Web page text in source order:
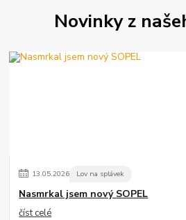
Novinky z
13.05.2026 Lov na splávek
Nasmrkal jsem nový SOPEL
číst celé